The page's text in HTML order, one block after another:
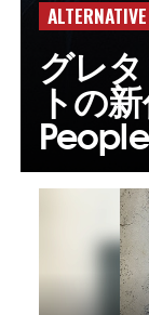
ALTERNATIVE
グレ
トの